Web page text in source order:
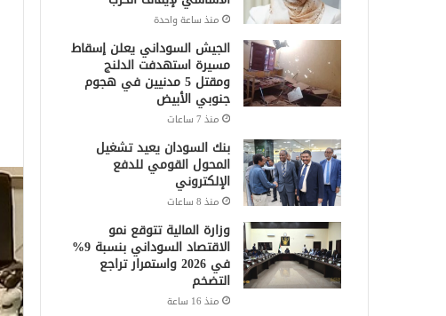
منذ ساعة واحدة
الجيش السوداني يعلن إسقاط
مسيرة استهدفت الدلنج
ومقتل 5 مدنيين في هجوم
جنوبي الأبيض
منذ 7 ساعات
بنك السودان يعيد تشغيل
المحول القومي للدفع
الإلكتروني
منذ 8 ساعات
وزارة المالية تتوقع نمو
الاقتصاد السوداني بنسبة 9%
في 2026 واستمرار تراجع
التضخم
منذ 16 ساعة